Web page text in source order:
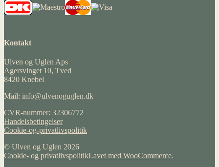
Kontakt
Ulven og Uglen Aps
Agersvinget 10, Tved
8420 Knebel
Mail: info@ulvenoguglen.dk
CVR-nummer: 32306772
Handelsbetingelser
Cookie-og-privatlivspolitik
© Ulven og Uglen 2026
Cookie- og privatlivspolitikLavet med WooCommerce.